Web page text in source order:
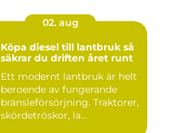
02. aug
Köpa diesel till lantbruk så
säkrar du driften året runt
Ett modernt lantbruk är helt
beroende av fungerande
bränsleförsörjning. Traktorer,
skördetröskor, la...